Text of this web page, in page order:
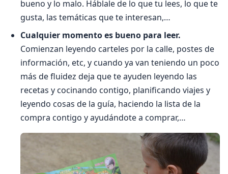
bueno y lo malo. Háblale de lo que tu lees, lo que te
gusta, las temáticas que te interesan,…
Cualquier momento es bueno para leer.
Comienzan leyendo carteles por la calle, postes de
información, etc, y cuando ya van teniendo un poco
más de fluidez deja que te ayuden leyendo las
recetas y cocinando contigo, planificando viajes y
leyendo cosas de la guía, haciendo la lista de la
compra contigo y ayudándote a comprar,…